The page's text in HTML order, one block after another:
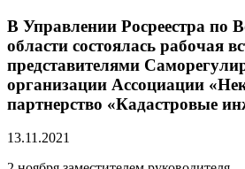
В Управлении Росреестра по
области состоялась рабочая
представителями
организации Ассоциации
партнерство «Кадастровые
13.11.2021